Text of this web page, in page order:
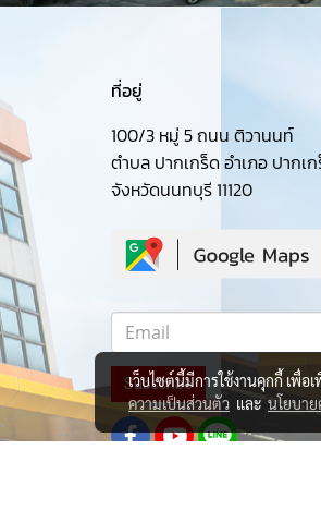
ที่อยู่
100/3 หมู่ 5 ถนน ติวานนท์
ตำบล ปากเกร็ด อำเภอ ปากเ
จังหวัดนนทบุรี 11120
Subscribe
เว็บไซต์นี้มีการใช้งานคุกกี้ เพื่
ความเป็นส่วนตัว และ นโยบา